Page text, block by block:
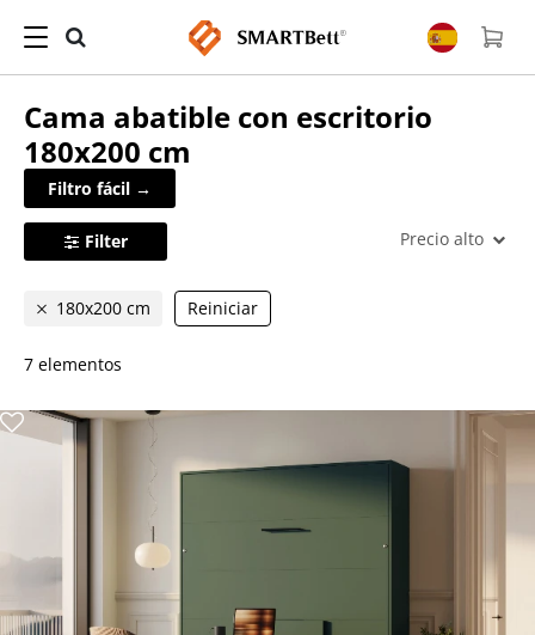
Cama abatible con escritorio
180x200 cm
Filtro fácil →
Filter Precio alto
180x200 cm Reiniciar
7 elementos